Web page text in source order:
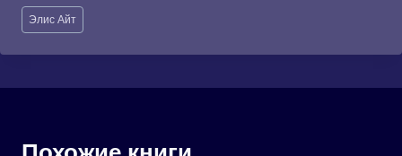
Метки
записи:
Элис Айт